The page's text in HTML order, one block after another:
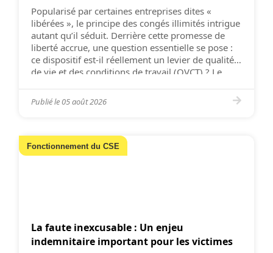
Popularisé par certaines entreprises dites «
libérées », le principe des congés illimités intrigue
autant qu’il séduit. Derrière cette promesse de
liberté accrue, une question essentielle se pose :
ce dispositif est-il réellement un levier de qualité
de vie et des conditions de travail (QVCT) ? Le
philosophie […]
Publié le05 août 2026
Fonctionnement du CSE
La faute inexcusable : Un enjeu
indemnitaire important pour les victimes